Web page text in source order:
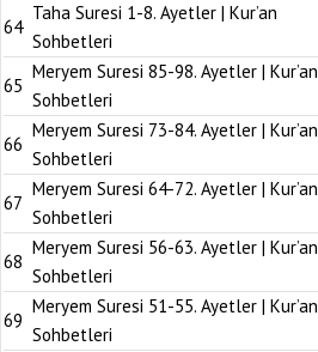
64
Taha Suresi 1-8. Ayetler | Kur’an
Sohbetleri
65
Meryem Suresi 85-98. Ayetler | Kur’an
Sohbetleri
66
Meryem Suresi 73-84. Ayetler | Kur’an
Sohbetleri
67
Meryem Suresi 64-72. Ayetler | Kur’an
Sohbetleri
68
Meryem Suresi 56-63. Ayetler | Kur’an
Sohbetleri
69
Meryem Suresi 51-55. Ayetler | Kur’an
Sohbetleri